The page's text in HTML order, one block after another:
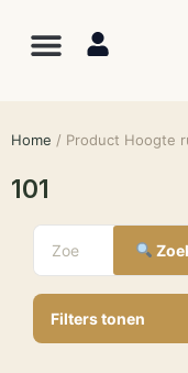
Home / Product Hoogte
101
Filters tonen